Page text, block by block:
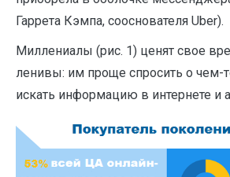
Гаррета Кэмпа, сооснователя Uber).
Миллениалы (рис. 1) ценят свое
ленивы: им проще спросить о чем-
искать информацию в интернете и